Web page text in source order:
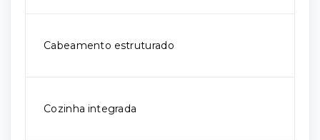
Cabeamento estruturado
Cozinha integrada